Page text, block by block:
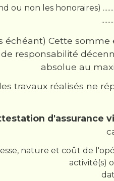
ou non les honoraires)
échéant) Cette somme
responsabilité
absolue au
travaux réalisés ne
d'assurance
nature et coût de
activité(s)